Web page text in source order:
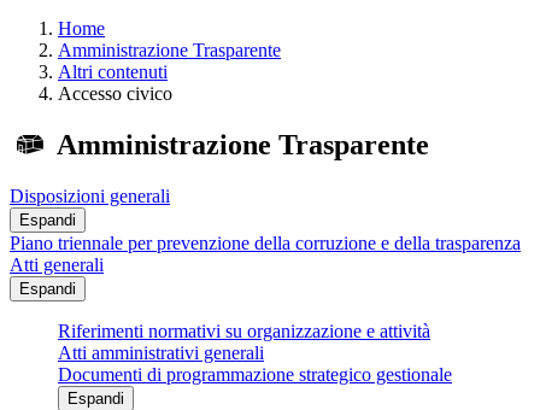
Home
Amministrazione Trasparente
Altri contenuti
Accesso civico
Amministrazione Trasparente
Disposizioni generali
Espandi
Piano triennale per prevenzione della corruzione e della trasparenza
Atti generali
Espandi
Riferimenti normativi su organizzazione e attività
Atti amministrativi generali
Documenti di programmazione strategico gestionale
Espandi